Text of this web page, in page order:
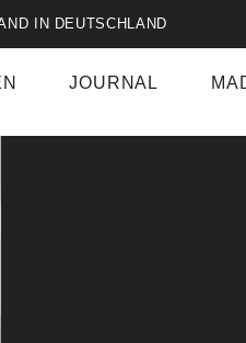
IN DEUTSCHLAND
JOURNAL